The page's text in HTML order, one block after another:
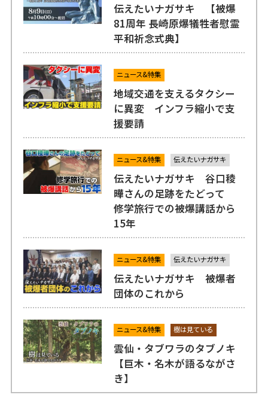
伝えたいナガサキ 【被爆
81周年 長崎原爆犠牲者慰霊
平和祈念式典】
ニュース&特集
地域交通を支えるタクシー
に異変 インフラ縮小で支
援要請
ニュース&特集 伝えたいナガサキ
伝えたいナガサキ 谷口稜
曄さんの足跡をたどって
修学旅行での被爆講話から
15年
ニュース&特集 伝えたいナガサキ
伝えたいナガサキ 被爆者
団体のこれから
ニュース&特集 樹は見ている
雲仙・タブワラのタブノキ
【巨木・名木が語るながさ
き】